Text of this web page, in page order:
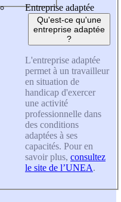
Entreprise adaptée
Qu'est-ce qu'une
entreprise adaptée
?
L'entreprise adaptée
permet à un travailleur
en situation de
handicap d'exercer
une activité
professionnelle dans
des conditions
adaptées à ses
capacités. Pour en
savoir plus, consultez
le site de l’UNEA.